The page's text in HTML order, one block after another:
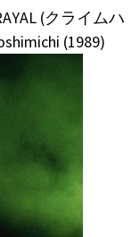
(クライムハ
(1989)